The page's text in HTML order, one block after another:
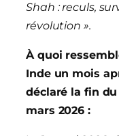
Shah : reculs,
révolution ».
À quoi
Inde un mois
déclaré la fin du
mars 2026 :